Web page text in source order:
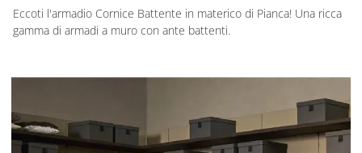
Eccoti l'armadio Cornice Battente in materico di Pianca! Una ricca
gamma di armadi a muro con ante battenti.